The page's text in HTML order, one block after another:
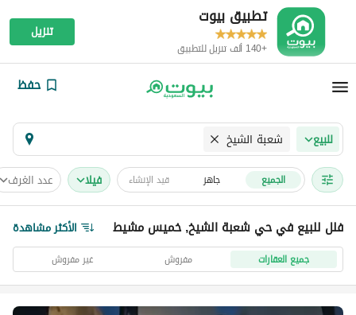
تطبيق بيوت
+140 ألف تنزيل للتطبيق
تنزيل
حفظ
للبيع شعبة الشيخ
الجميع جاهز قيد الإنشاء فیلا عدد الغرف
فلل للبيع في حي شعبة الشيخ, خميس مشيط الأكثر مشاهدة
جميع العقارات مفروش غير مفروش